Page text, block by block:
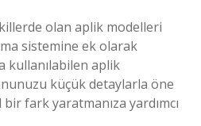
olan aplik modelleri
sistemine ek olarak
kullanılabilen aplik
küçük detaylarla öne
bir fark yaratmanıza yardımcı